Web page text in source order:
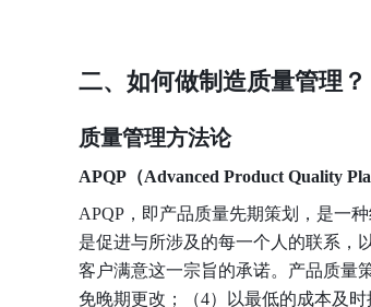
二、如何做制造质量管理？
质量管理方法论
APQP（Advanced Product Quality
APQP，即产品质量先期策划，是一
是促进与所涉及的每一个人的联系，
客户满意这一宗旨的承诺。产品质量
免晚期更改；（4）以最低的成本及